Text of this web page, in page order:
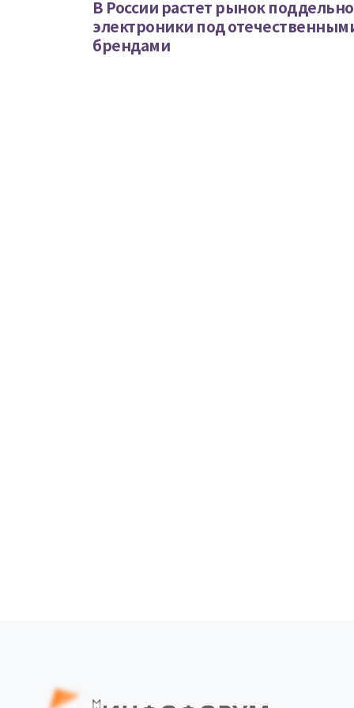
В России растет рынок
электроники под
брендами